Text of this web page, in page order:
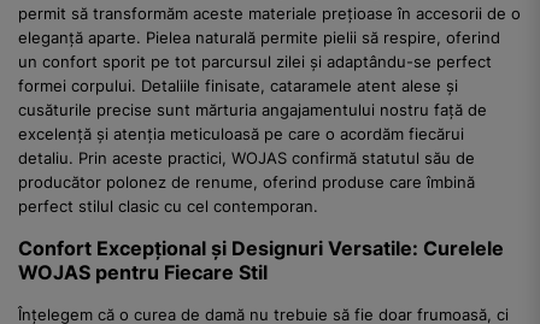
permit să transformăm aceste materiale prețioase în accesorii de o
eleganță aparte. Pielea naturală permite pielii să respire, oferind
un confort sporit pe tot parcursul zilei și adaptându-se perfect
formei corpului. Detaliile finisate, cataramele atent alese și
cusăturile precise sunt mărturia angajamentului nostru față de
excelență și atenția meticuloasă pe care o acordăm fiecărui
detaliu. Prin aceste practici, WOJAS confirmă statutul său de
producător polonez de renume, oferind produse care îmbină
perfect stilul clasic cu cel contemporan.
Confort Excepțional și Designuri Versatile: Curelele
WOJAS pentru Fiecare Stil
Înțelegem că o curea de damă nu trebuie să fie doar frumoasă, ci